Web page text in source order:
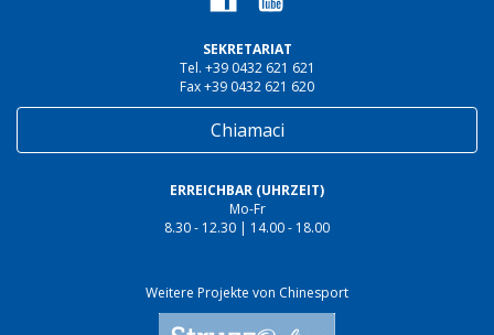
SEKRETARIAT
Tel. +39 0432 621 621
Fax +39 0432 621 620
Chiamaci
ERREICHBAR (UHRZEIT)
Mo-Fr
8.30 - 12.30 | 14.00 - 18.00
Weitere Projekte von Chinesport